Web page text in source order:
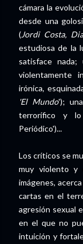
cámara la
desde una
(Jordi Costa,
estudiosa de la
satisface
violentamente
irónica,
'El Mundo');
terrorífico y lo
Periódico')...
Los críticos se
muy violento y
imágenes,
cartas en el
agresión sexual
en el que no
intuición y